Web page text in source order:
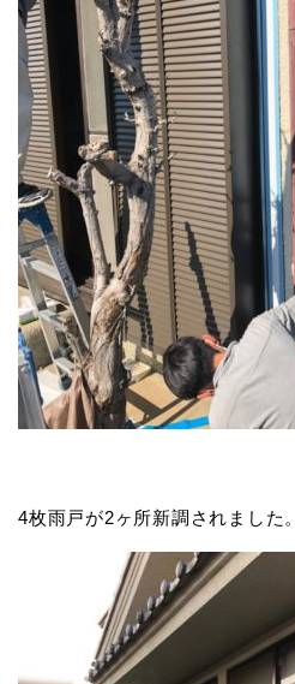
4枚雨戸が2ヶ所新調されました。